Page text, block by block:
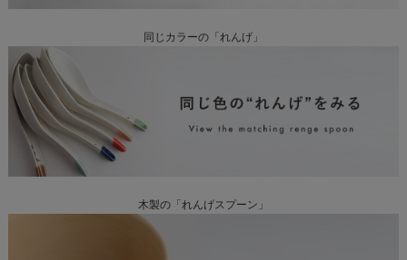
同じカラーの「れんげ」
木製の「れんげスプーン」